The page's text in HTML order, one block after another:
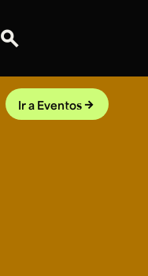
search
Ir a Eventosarrow_forward